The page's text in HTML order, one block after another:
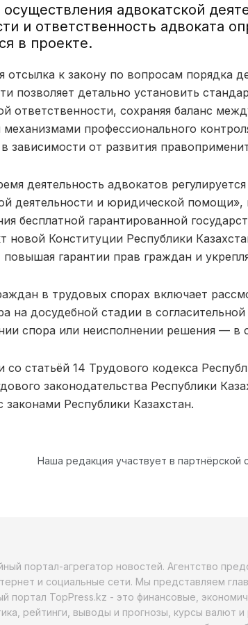
адвокатской
и ответственность адвоката
в проекте.
отсылка к закону по вопросам порядка
позволяет детально установить
ответственности, сохраняя баланс
профессионального
в зависимости от развития
деятельность адвокатов
деятельности и юридической
бесплатной гарантированной
новой Конституции Республики
повышая гарантии прав граждан и
в трудовых спорах включает
на досудебной стадии в
спора или неисполнении решения — в
со статьёй 14 Трудового кодекса
законодательства Республики
законами Республики Казахстан.
Наша редакция участвует в партнёрской
портал-агрегатор новостей. Агентство
и социальные сети. Мы представляем
портал TopPress.kz - это финансовые,
рейтинги, выводы и прогнозы, курсы валют